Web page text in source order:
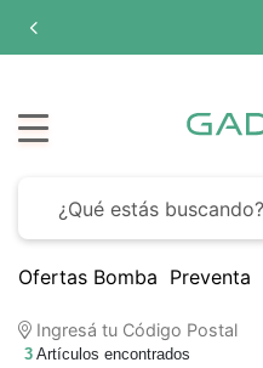
Ofertas Bomba Preventa
Ingresá tu Código Postal
3 Artículos encontrados